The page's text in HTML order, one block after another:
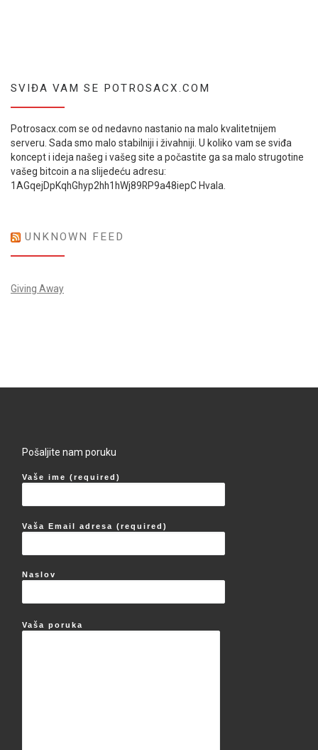
SVIĐA VAM SE POTROSACX.COM
Potrosacx.com se od nedavno nastanio na malo kvalitetnijem
serveru. Sada smo malo stabilniji i živahniji. U koliko vam se sviđa
koncept i ideja našeg i vašeg site a počastite ga sa malo strugotine
vašeg bitcoin a na slijedeću adresu:
1AGqejDpKqhGhyp2hh1hWj89RP9a48iepC Hvala.
UNKNOWN FEED
Giving Away
Pošaljite nam poruku
Vaše ime (required)
Vaša Email adresa (required)
Naslov
Vaša poruka